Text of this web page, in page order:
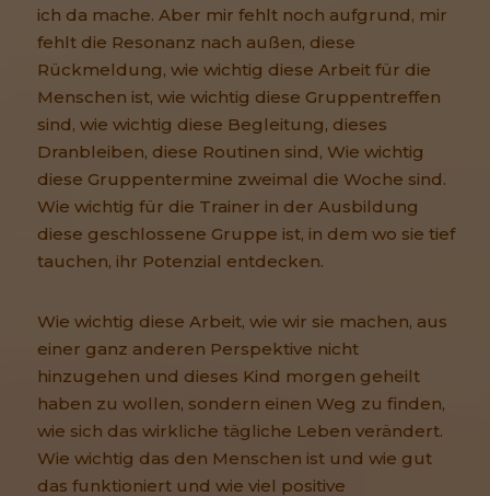
ich da mache. Aber mir fehlt noch aufgrund, mir
fehlt die Resonanz nach außen, diese
Rückmeldung, wie wichtig diese Arbeit für die
Menschen ist, wie wichtig diese Gruppentreffen
sind, wie wichtig diese Begleitung, dieses
Dranbleiben, diese Routinen sind, Wie wichtig
diese Gruppentermine zweimal die Woche sind.
Wie wichtig für die Trainer in der Ausbildung
diese geschlossene Gruppe ist, in dem wo sie tief
tauchen, ihr Potenzial entdecken.
Wie wichtig diese Arbeit, wie wir sie machen, aus
einer ganz anderen Perspektive nicht
hinzugehen und dieses Kind morgen geheilt
haben zu wollen, sondern einen Weg zu finden,
wie sich das wirkliche tägliche Leben verändert.
Wie wichtig das den Menschen ist und wie gut
das funktioniert und wie viel positive